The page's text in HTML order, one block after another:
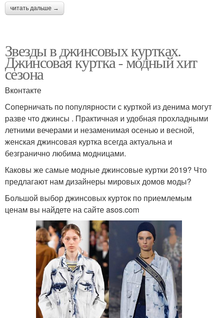
читать дальше →
Звезды в джинсовых куртках.
Джинсовая куртка - модный хит
сезона
Вконтакте
Соперничать по популярности с курткой из денима могут
разве что джинсы . Практичная и удобная прохладными
летними вечерами и незаменимая осенью и весной,
женская джинсовая куртка всегда актуальна и
безгранично любима модницами.
Каковы же самые модные джинсовые куртки 2019? Что
предлагают нам дизайнеры мировых домов моды?
Большой выбор джинсовых курток по приемлемым
ценам вы найдете на сайте asos.com